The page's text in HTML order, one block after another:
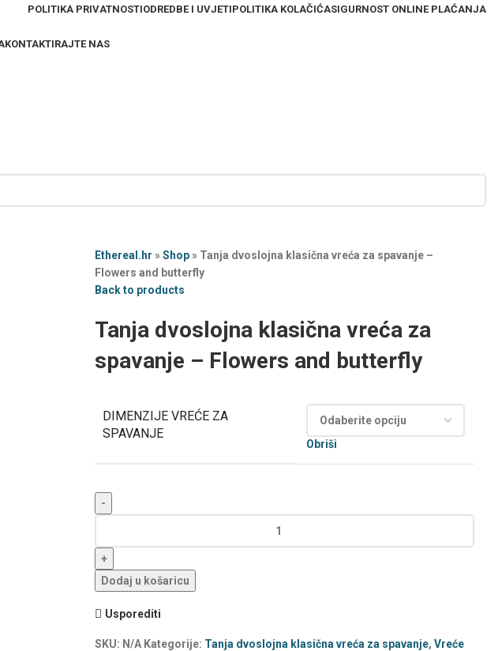
POLITIKA PRIVATNOSTIODREDBE I UVJETIPOLITIKA KOLAČIĆASIGURNOST ONLINE PLAĆANJA
KONTAKTIRAJTE NAS
Ethereal.hr »Shop» Tanja dvoslojna klasična vreća za spavanje –
Flowers and butterfly
Back to products
Tanja dvoslojna klasična vreća za
spavanje – Flowers and butterfly
DIMENZIJE VREĆE ZA
SPAVANJE
Obriši
Dodaj u košaricu
Usporediti
SKU: N/A Kategorije: Tanja dvoslojna klasična vreća za spavanje, Vreće